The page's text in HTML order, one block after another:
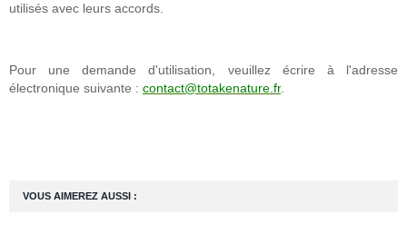
VOUS AIMEREZ AUSSI :
utilisés avec leurs accords.
Pour une demande d'utilisation, veuillez écrire à l'adresse
électronique suivante : contact@totakenature.fr